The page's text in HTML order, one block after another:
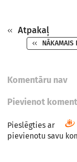
Atpakaļ
NĀKAMAIS
Komentāru nav
Pievienot
Pieslēgties ar
pievienotu savu